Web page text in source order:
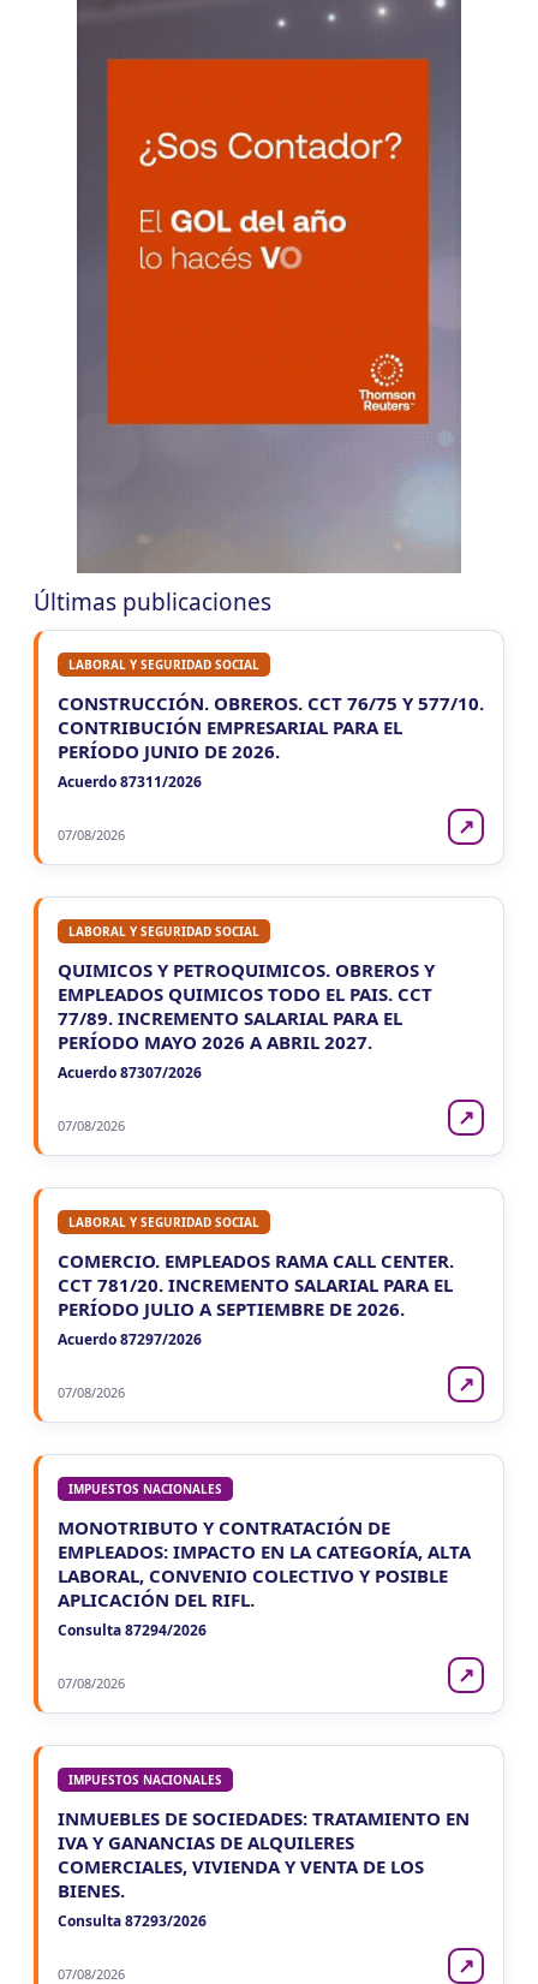
10 Agentes RetenciÃ³n Catamarca
CUIT 0-1-2-3-4-5-6-7-8-9-…
CHUBUT
Reg. Unif. Ret. y Perc. Ctes.
Últimas publicaciones
LABORAL Y SEGURIDAD SOCIAL
CONSTRUCCIÓN. OBREROS. CCT 76/75 Y 577/10.
CONTRIBUCIÓN EMPRESARIAL PARA EL
PERÍODO JUNIO DE 2026.
Acuerdo 87311/2026
07/08/2026 ↗
LABORAL Y SEGURIDAD SOCIAL
QUIMICOS Y PETROQUIMICOS. OBREROS Y
EMPLEADOS QUIMICOS TODO EL PAIS. CCT
77/89. INCREMENTO SALARIAL PARA EL
PERÍODO MAYO 2026 A ABRIL 2027.
Acuerdo 87307/2026
07/08/2026 ↗
LABORAL Y SEGURIDAD SOCIAL
COMERCIO. EMPLEADOS RAMA CALL CENTER.
CCT 781/20. INCREMENTO SALARIAL PARA EL
PERÍODO JULIO A SEPTIEMBRE DE 2026.
Acuerdo 87297/2026
07/08/2026 ↗
IMPUESTOS NACIONALES
MONOTRIBUTO Y CONTRATACIÓN DE
EMPLEADOS: IMPACTO EN LA CATEGORÍA, ALTA
LABORAL, CONVENIO COLECTIVO Y POSIBLE
APLICACIÓN DEL RIFL.
Consulta 87294/2026
07/08/2026 ↗
IMPUESTOS NACIONALES
INMUEBLES DE SOCIEDADES: TRATAMIENTO EN
IVA Y GANANCIAS DE ALQUILERES
COMERCIALES, VIVIENDA Y VENTA DE LOS
BIENES.
Consulta 87293/2026
07/08/2026 ↗